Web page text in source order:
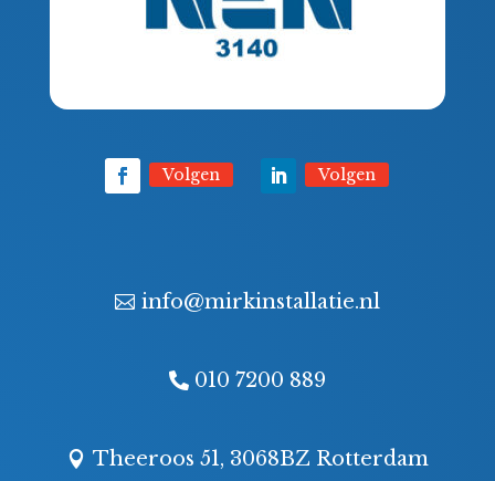
Volgen Volgen
info@mirkinstallatie.nl
010 7200 889
Theeroos 51, 3068BZ Rotterdam